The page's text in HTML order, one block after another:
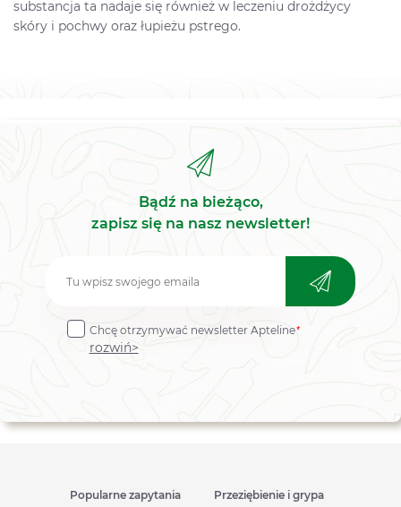
substancja ta nadaje się również w leczeniu drożdżycy
skóry i pochwy oraz łupieżu pstrego.
Bądź na bieżąco,
zapisz się na nasz newsletter!
Zapisz
do
newslettera
Chcę otrzymywać newsletter Apteline*
rozwiń>
Popularne zapytania Przeziębienie i grypa